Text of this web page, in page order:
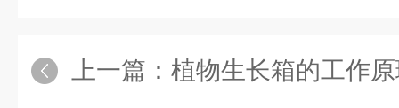
上一篇： 植物生长箱的工作